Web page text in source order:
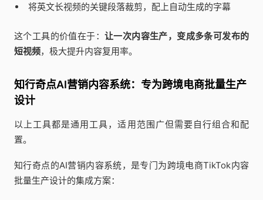
将英文长视频的关键段落裁剪，配上自动生成的字幕
这个工具的价值在于： 让一次内容生产，变成多条可发布的
短视频，极大提升内容复用率。
知行奇点AI营销内容系统：专为跨境电商批量生产
设计
以上工具都是通用工具，适用范围广但需要自行组合和配
置。
知行奇点的AI营销内容系统，是专门为跨境电商TikTok内容
批量生产设计的集成方案：